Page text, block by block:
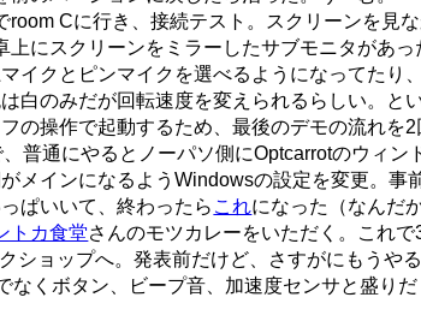
room Cに行き、接続テスト。スクリーンを見
上にスクリーンをミラーしたサブモニタがあっ
イクとピンマイクを選べるようになってたり
白のみだが回転速度を変えられるらしい。と
の操作で起動するため、最後のデモの流れを2
普通にやるとノーパソ側にOptcarrotのウィン
メインになるようWindowsの設定を変更。事
ぱいいて、終わったら これになった（なんだ
トカ食堂さんのモツカレーをいただく。これ
ショップへ。発表前だけど、さすがにもうや
なくボタン、ビープ音、加速度センサと盛り